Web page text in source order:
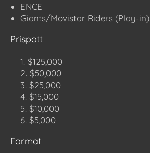
ENCE
Giants/Movistar Riders (Play-in)
Prispott
$125,000
$50,000
$25,000
$15,000
$10,000
$5,000
Format